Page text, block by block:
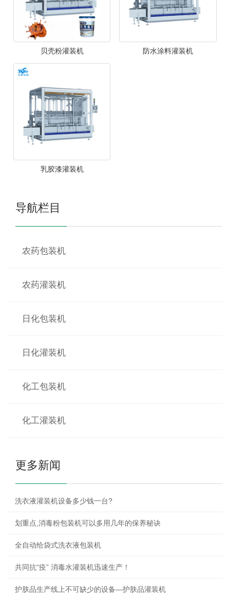
贝壳粉灌装机 防水涂料灌装机
乳胶漆灌装机
导航栏目
农药包装机
农药灌装机
日化包装机
日化灌装机
化工包装机
化工灌装机
更多新闻
洗衣液灌装机设备多少钱一台?
划重点,消毒粉包装机可以多用几年的保养秘诀
全自动给袋式洗衣液包装机
共同抗“疫” 消毒水灌装机迅速生产！
护肤品生产线上不可缺少的设备—护肤品灌装机